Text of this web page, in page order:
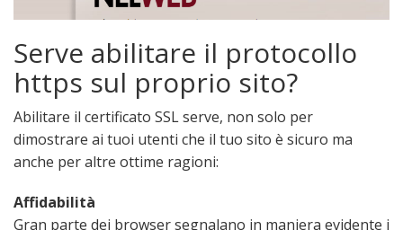
Serve abilitare il protocollo
https sul proprio sito?
Abilitare il certificato SSL serve, non solo per
dimostrare ai tuoi utenti che il tuo sito è sicuro ma
anche per altre ottime ragioni:
Affidabilità
Gran parte dei browser segnalano in maniera evidente i